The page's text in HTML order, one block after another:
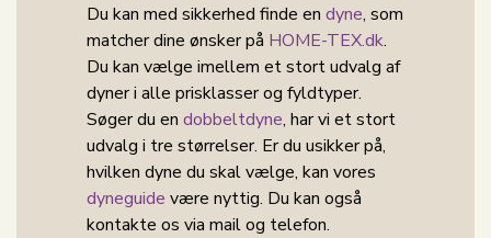
Du kan med sikkerhed finde en dyne, som
matcher dine ønsker på HOME-TEX.dk.
Du kan vælge imellem et stort udvalg af
dyner i alle prisklasser og fyldtyper.
Søger du en dobbeltdyne, har vi et stort
udvalg i tre størrelser. Er du usikker på,
hvilken dyne du skal vælge, kan vores
dyneguide være nyttig. Du kan også
kontakte os via mail og telefon.